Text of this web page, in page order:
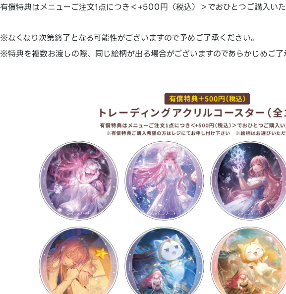
有償特典はメニューご注文1点につき＜+500円（税込）＞でおひとつご購入いた
※なくなり次第終了となる可能性がございますので予めご了承ください。
※特典を複数お渡しの際、同じ絵柄が出る場合がございますのであらかじめご了